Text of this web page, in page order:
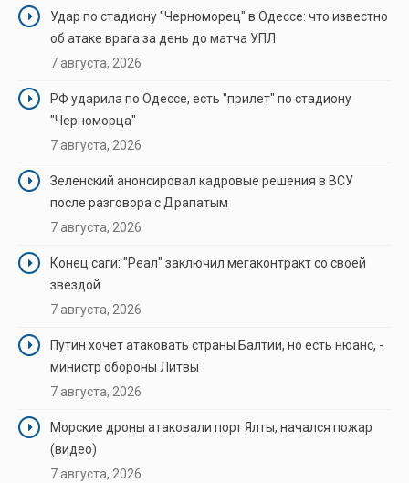
Удар по стадиону "Черноморец" в Одессе: что известно
об атаке врага за день до матча УПЛ
7 августа, 2026
РФ ударила по Одессе, есть "прилет" по стадиону
"Черноморца"
7 августа, 2026
Зеленский анонсировал кадровые решения в ВСУ
после разговора с Драпатым
7 августа, 2026
Конец саги: "Реал" заключил мегаконтракт со своей
звездой
7 августа, 2026
Путин хочет атаковать страны Балтии, но есть нюанс, -
министр обороны Литвы
7 августа, 2026
Морские дроны атаковали порт Ялты, начался пожар
(видео)
7 августа, 2026